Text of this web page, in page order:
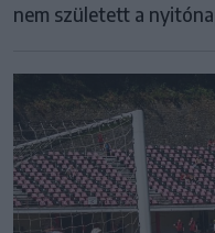
nem született a